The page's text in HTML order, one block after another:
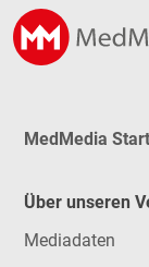
MedMedia
Über unseren
Mediadaten